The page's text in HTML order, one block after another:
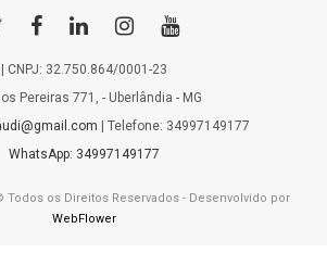
| CNPJ: 32.750.864/0001-23
Pereiras 771, - Uberlândia - MG
| Telefone: 34997149177
WhatsApp: 34997149177
Todos os Direitos Reservados - Desenvolvido por
WebFlower